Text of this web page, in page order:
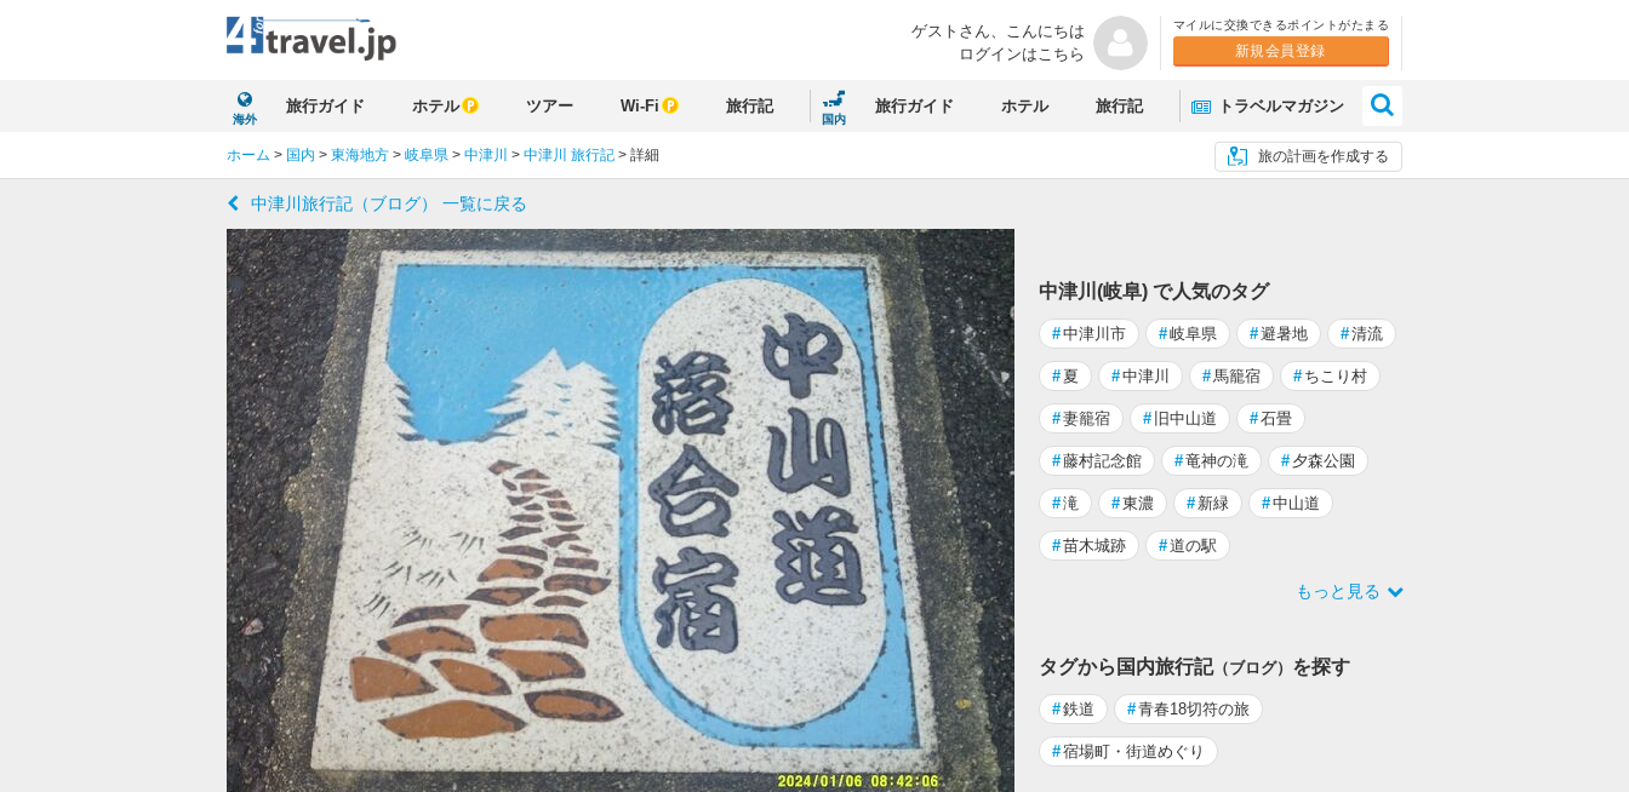
ゲストさん、 こんにちは
ログインはこちら
マイルに交換できるポイントがたまる
新規会員登録
海外
旅行ガイド ホテル ツアー Wi-Fi 旅行記
国内
旅行ガイド ホテル 旅行記 トラベルマガジン
旅の計画を作成する
ホーム > 国内 > 東海地方 > 岐阜県 > 中津川 > 中津川 旅行記 > 詳細
中津川旅行記（ブログ） 一覧に戻る
中津川(岐阜) で人気のタグ
#中津川市 #岐阜県 #避暑地 #清流
# 夏 #中津川 #馬籠宿 # ちこり村
#妻籠宿 # 旧中山道 #石畳
#藤村記念館 #竜神の滝 # 夕森公園
#滝 #東濃 # 新緑 #中山道
#苗木城跡 #道の駅
もっと見る
タグから国内旅行記（ブログ） を探す
#鉄道 #青春18切符の旅
#宿場町・街道めぐり